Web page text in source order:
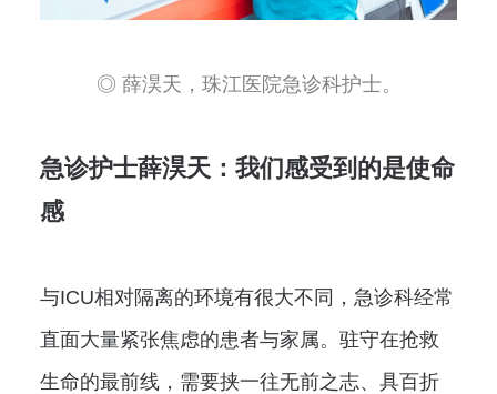
◎ 薛淏天，珠江医院急诊科护士。
急诊护士薛淏天：我们感受到的是使命
感
与ICU相对隔离的环境有很大不同，急诊科经常
直面大量紧张焦虑的患者与家属。驻守在抢救
生命的最前线，需要挟一往无前之志、具百折